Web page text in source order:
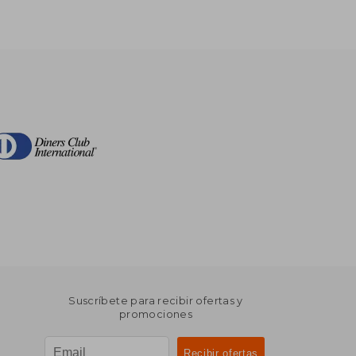
Suscríbete para recibir ofertas y
promociones